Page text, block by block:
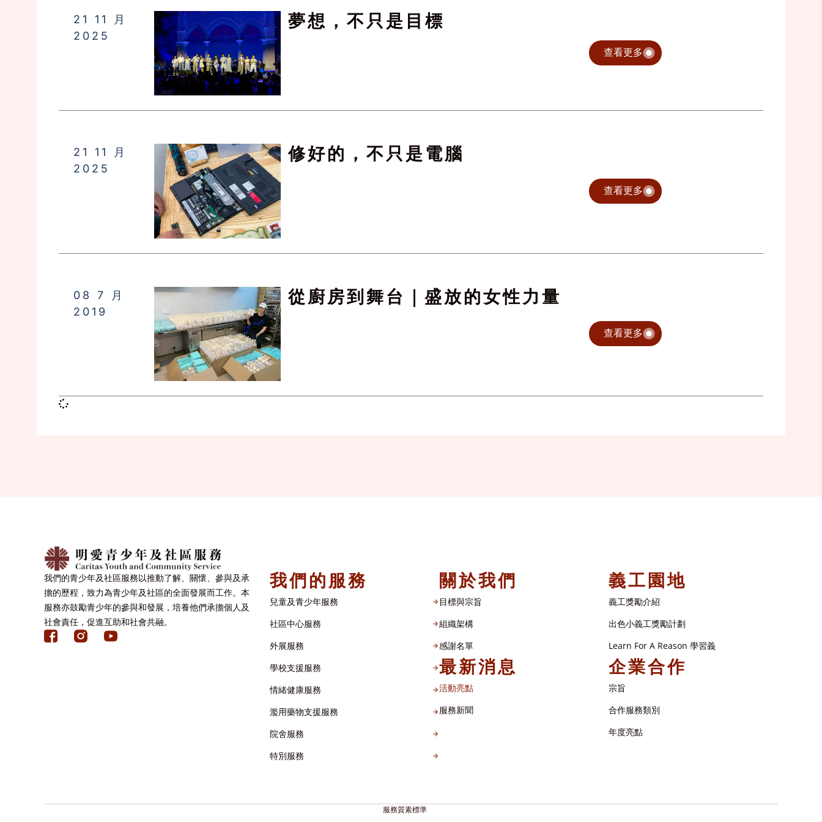
21 11 月
2025
夢想，不只是目標
查看更多
21 11 月
2025
修好的，不只是電腦
查看更多
08 7 月
2019
從廚房到舞台｜盛放的女性力量
查看更多
我們的青少年及社區服務以推動了解、關懷、參與及承
擔的歷程，致力為青少年及社區的全面發展而工作。本
服務亦鼓勵青少年的參與和發展，培養他們承擔個人及
社會責任，促進互助和社會共融。
我們的服務
兒童及青少年服務
社區中心服務
外展服務
學校支援服務
情緒健康服務
濫用藥物支援服務
院舍服務
特別服務
關於我們
目標與宗旨
組織架構​
感謝名單​
最新消息
活動亮點
服務新聞
義工園地
義工獎勵介紹
出色小義工獎勵計劃
Learn For A Reason 學習義
企業合作
宗旨
合作服務類別
年度亮點
服務質素標準